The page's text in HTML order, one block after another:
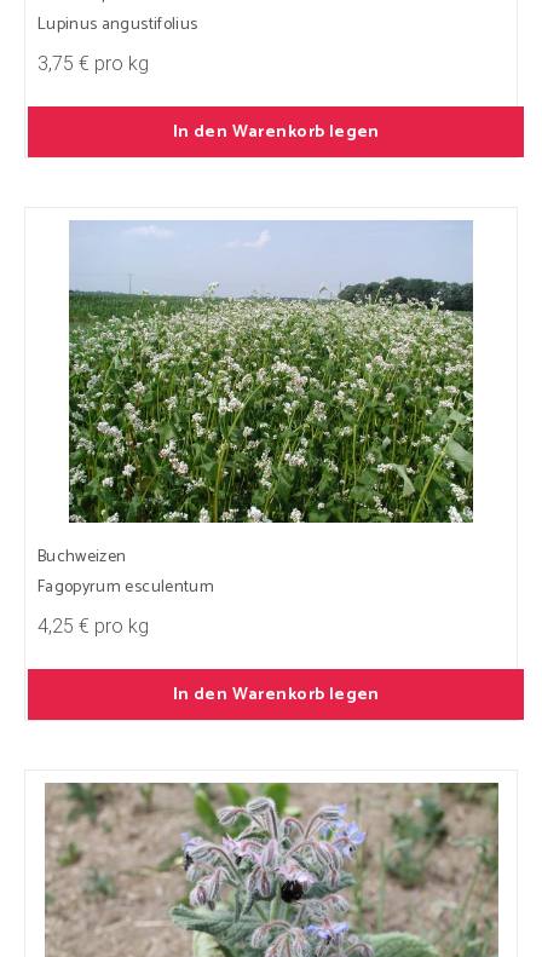
Lupinus angustifolius
3,75 € pro kg
In den Warenkorb legen
Buchweizen
Fagopyrum esculentum
4,25 € pro kg
In den Warenkorb legen